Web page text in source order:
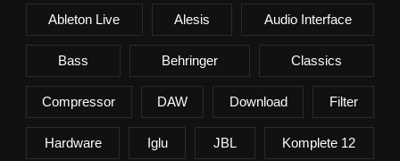
Ableton Live Alesis Audio Interface
Bass Behringer Classics
Compressor DAW Download Filter
Hardware Iglu JBL Komplete 12